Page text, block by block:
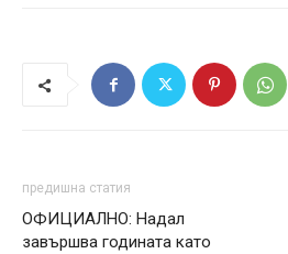
предишна статия
ОФИЦИАЛНО: Надал
завършва годината като